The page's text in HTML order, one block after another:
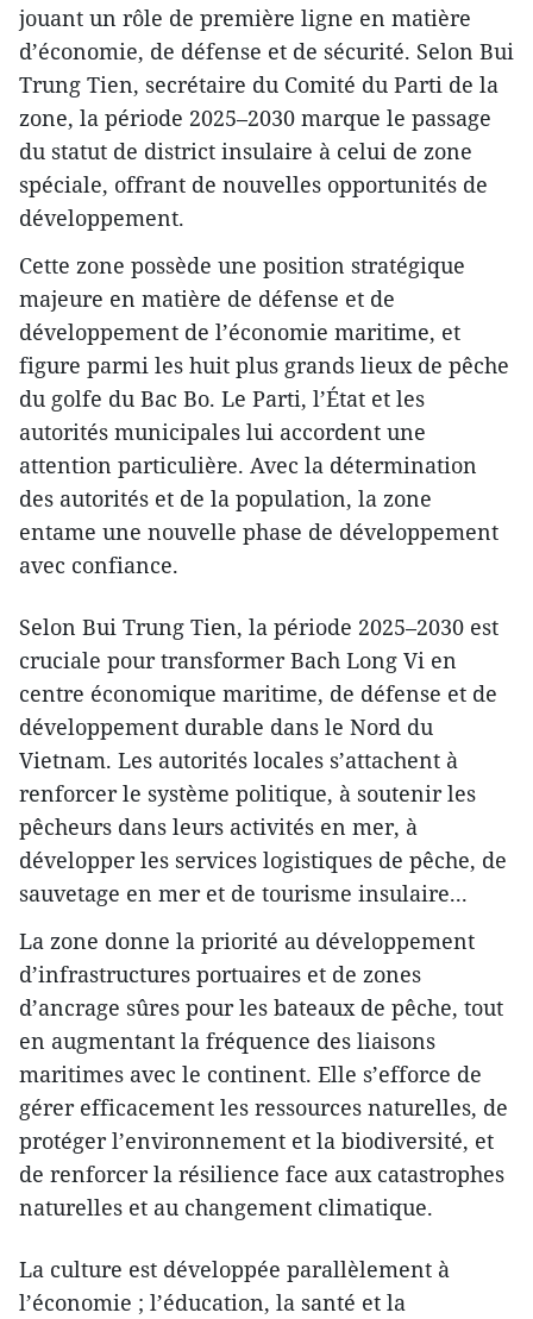
jouant un rôle de première ligne en matière
d’économie, de défense et de sécurité. Selon Bui
Trung Tien, secrétaire du Comité du Parti de la
zone, la période 2025–2030 marque le passage
du statut de district insulaire à celui de zone
spéciale, offrant de nouvelles opportunités de
développement.
Cette zone possède une position stratégique
majeure en matière de défense et de
développement de l’économie maritime, et
figure parmi les huit plus grands lieux de pêche
du golfe du Bac Bo. Le Parti, l’État et les
autorités municipales lui accordent une
attention particulière. Avec la détermination
des autorités et de la population, la zone
entame une nouvelle phase de développement
avec confiance.
Selon Bui Trung Tien, la période 2025–2030 est
cruciale pour transformer Bach Long Vi en
centre économique maritime, de défense et de
développement durable dans le Nord du
Vietnam. Les autorités locales s’attachent à
renforcer le système politique, à soutenir les
pêcheurs dans leurs activités en mer, à
développer les services logistiques de pêche, de
sauvetage en mer et de tourisme insulaire...
La zone donne la priorité au développement
d’infrastructures portuaires et de zones
d’ancrage sûres pour les bateaux de pêche, tout
en augmentant la fréquence des liaisons
maritimes avec le continent. Elle s’efforce de
gérer efficacement les ressources naturelles, de
protéger l’environnement et la biodiversité, et
de renforcer la résilience face aux catastrophes
naturelles et au changement climatique.
La culture est développée parallèlement à
l’économie ; l’éducation, la santé et la